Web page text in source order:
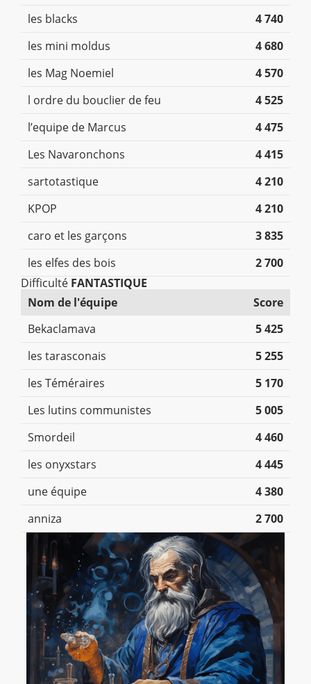
les blacks
4 740
les mini moldus
4 680
les Mag Noemiel
4 570
l ordre du bouclier de feu
4 525
l’equipe de Marcus
4 475
Les Navaronchons
4 415
sartotastique
4 210
KPOP
4 210
caro et les garçons
3 835
les elfes des bois
2 700
Difficulté FANTASTIQUE
Nom de l'équipe
Score
Bekaclamava
5 425
les tarasconais
5 255
les Téméraires
5 170
Les lutins communistes
5 005
Smordeil
4 460
les onyxstars
4 445
une équipe
4 380
anniza
2 700